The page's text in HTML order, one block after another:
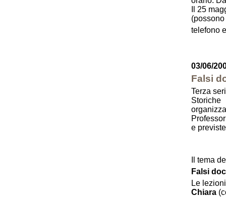
Il 25
telefono
03/06/
Falsi
Terza
Storiche
e
Il tema
Falsi
Le
Chiara